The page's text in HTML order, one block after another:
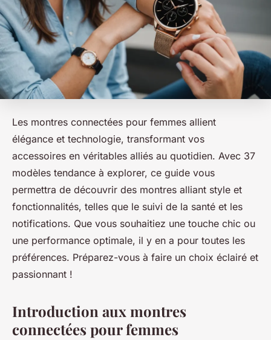
Les montres connectées pour femmes allient
élégance et technologie, transformant vos
accessoires en véritables alliés au quotidien. Avec 37
modèles tendance à explorer, ce guide vous
permettra de découvrir des montres alliant style et
fonctionnalités, telles que le suivi de la santé et les
notifications. Que vous souhaitiez une touche chic ou
une performance optimale, il y en a pour toutes les
préférences. Préparez-vous à faire un choix éclairé et
passionnant !
Introduction aux montres
connectées pour femmes